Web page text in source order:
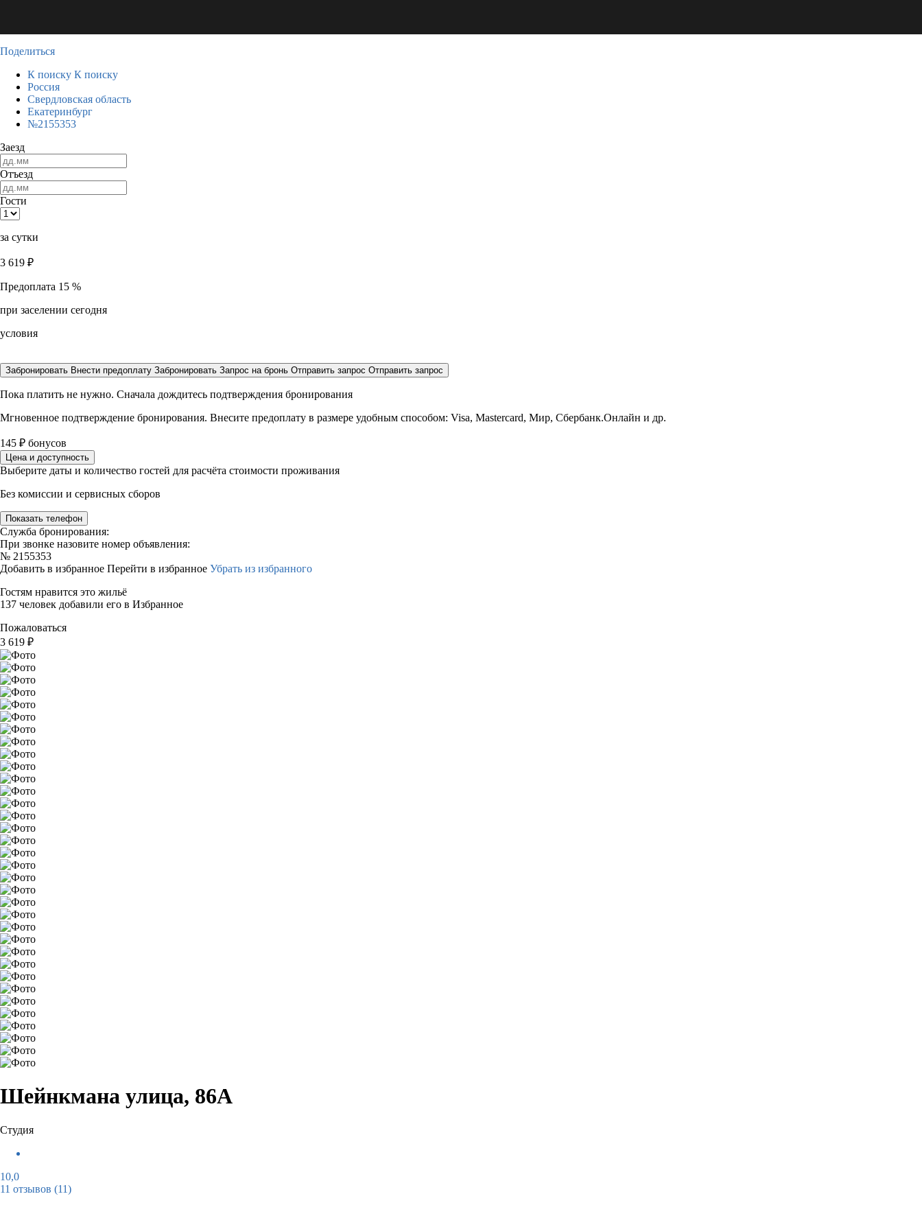
Поделиться
К поиску К поиску
Россия
Свердловская область
Екатеринбург
№2155353
Заезд
Отъезд
Гости
за сутки
3 619 ₽
Предоплата 15 %
при заселении сегодня
условия
Забронировать Внести предоплату Забронировать Запрос на бронь Отправить запрос Отправить запрос
Пока платить не нужно. Сначала дождитесь подтверждения бронирования
Мгновенное подтверждение бронирования. Внесите предоплату в размере удобным способом: Visa, Mastercard, Мир, Сбербанк.Онлайн и др.
145 ₽ бонусов
Цена и доступность
Выберите даты и количество гостей для расчёта стоимости проживания
Без комиссии и сервисных сборов
Показать телефон
Служба бронирования:
При звонке назовите номер объявления:
№ 2155353
Добавить в избранное Перейти в избранное Убрать из избранного
Гостям нравится это жильё
137 человек добавили его в Избранное
Пожаловаться
3 619 ₽
Шейнкмана улица, 86А
Студия
10,0
11 отзывов (11)